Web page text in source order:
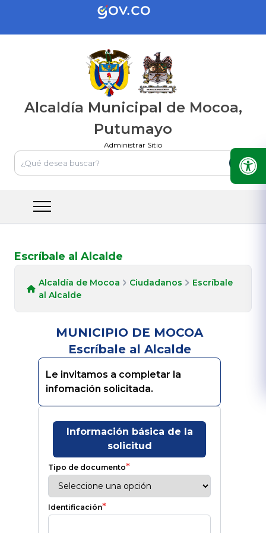
Alcaldía Municipal de Mocoa,
Putumayo
Administrar Sitio
Escríbale al Alcalde
Alcaldía de Mocoa Ciudadanos
Escríbale
al Alcalde